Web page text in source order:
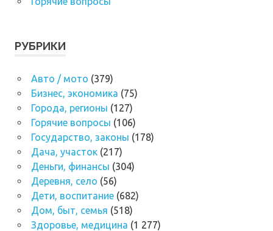
РУБРИКИ
Авто / мото (379)
Бизнес, экономика (75)
Города, регионы (127)
Горячие вопросы (106)
Государство, законы (178)
Дача, участок(217)
Деньги, финансы (304)
Деревня, село (56)
Дети, воспитание(682)
Дом, быт, семья (518)
Здоровье, медицина (1 277)